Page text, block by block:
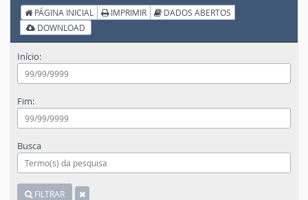
PÁGINA INICIAL IMPRIMIR
DADOS ABERTOS
DOWNLOAD
Início:
Fim:
Busca
FILTRAR